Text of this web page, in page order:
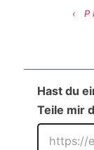
‹
Hast du
Teile mir